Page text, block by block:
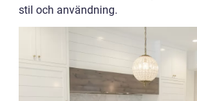
stil och användning.